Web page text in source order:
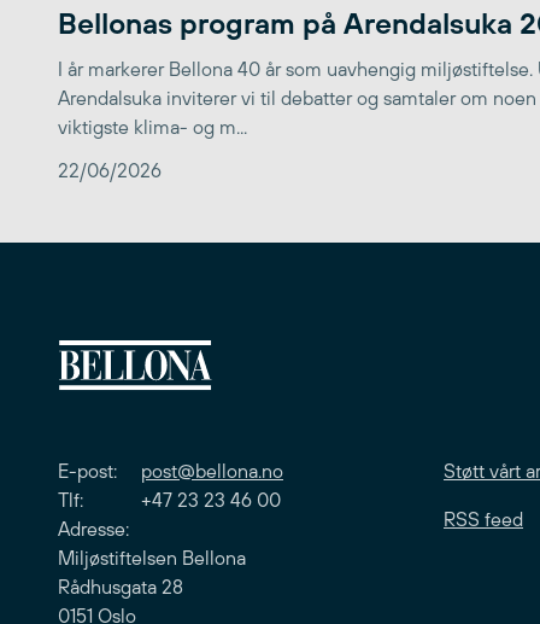
Bellonas program på Arendalsuka
I år markerer Bellona 40 år som uavhengig miljøstiftelse.
Arendalsuka inviterer vi til debatter og samtaler om noen
viktigste klima- og m...
22/06/2026
E-post: post@bellona.no
Tlf: +47 23 23 46 00
Adresse:
Miljøstiftelsen Bellona
Rådhusgata 28
0151 Oslo
Støtt vårt
RSS feed